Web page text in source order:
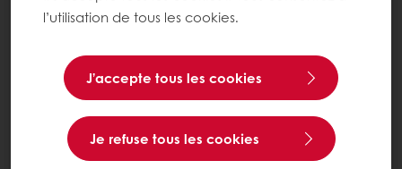
l’utilisation de tous les cookies.
J’accepte tous les cookies
Je refuse tous les cookies